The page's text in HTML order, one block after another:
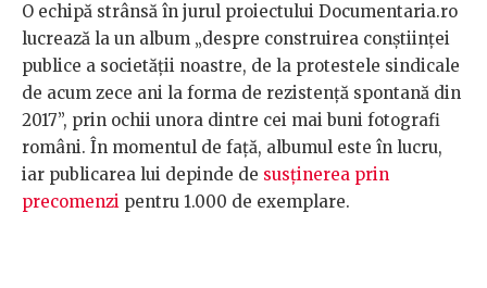
O echipă strânsă în jurul proiectului Documentaria.ro
lucrează la un album „despre construirea conștiinței
publice a societății noastre, de la protestele sindicale
de acum zece ani la forma de rezistență spontană din
2017”, prin ochii unora dintre cei mai buni fotografi
români. În momentul de față, albumul este în lucru,
iar publicarea lui depinde de susținerea prin
precomenzi pentru 1.000 de exemplare.